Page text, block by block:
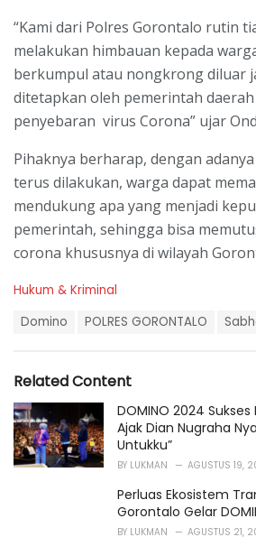
“Kami dari Polres Gorontalo rutin
melakukan himbauan kepada
berkumpul atau nongkrong diluar
ditetapkan oleh pemerintah
penyebaran virus Corona” ujar
Pihaknya berharap, dengan
terus dilakukan, warga dapat
mendukung apa yang menjadi
pemerintah, sehingga bisa
corona khususnya di wilayah
C
r
i
e
s
:
Hukum & Kriminal
:
Domino POLRES GORONTALO
Related Content
DOMINO 2024
Ajak Dian Nugraha
Untukku”
BY LUKMAN AGUSTUS 19,
Perluas Ekosistem
Gorontalo Gelar
BY LUKMAN AGUSTUS 21,